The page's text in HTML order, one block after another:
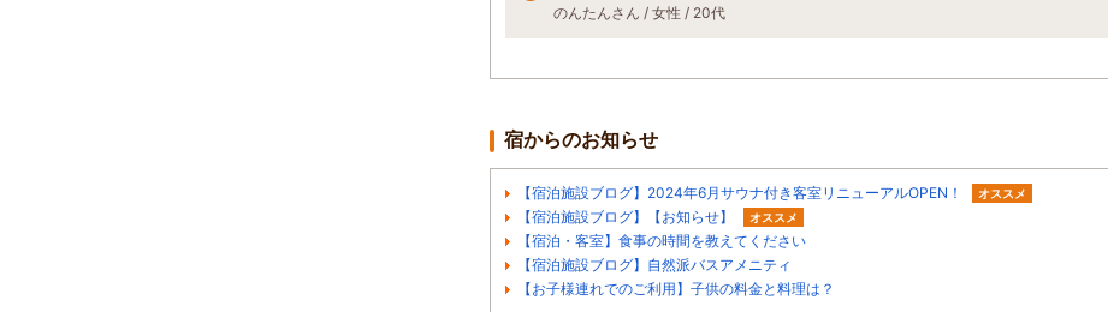
のんたんさん / 女性 / 20代
宿からのお知らせ
【宿泊施設ブログ】2024年6月サウナ付き客室リニューアルOPEN！ オススメ
【宿泊施設ブログ】【お知らせ】 オススメ
【宿泊・客室】食事の時間を教えてください
【宿泊施設ブログ】自然派バスアメニティ
【お子様連れでのご利用】子供の料金と料理は？